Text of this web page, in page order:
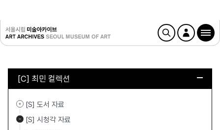
[C] 최민 컬렉션
[S] 도서 자료
[S] 시청각 자료